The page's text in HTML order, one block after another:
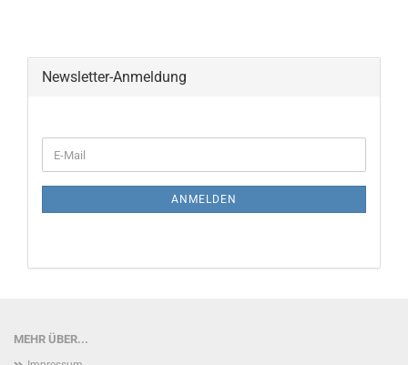
Newsletter-Anmeldung
ZUR
E-
Mail
ANMELDEN
MEHR ÜBER...